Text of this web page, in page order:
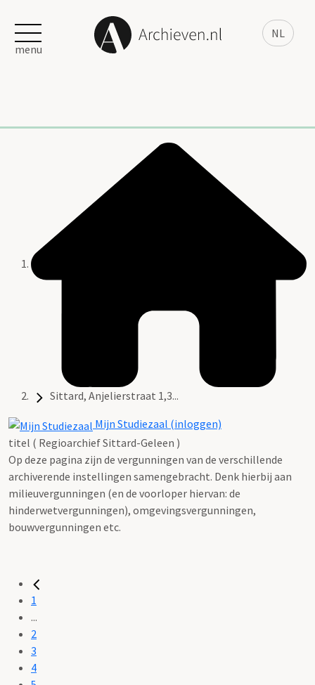
NL
menu
Sittard, Anjelierstraat 1,3...
Mijn Studiezaal (inloggen)
titel ( Regioarchief Sittard-Geleen )
Op deze pagina zijn de vergunningen van de verschillende
archiverende instellingen samengebracht. Denk hierbij aan
milieuvergunningen (en de voorloper hiervan: de
hinderwetvergunningen), omgevingsvergunningen,
bouwvergunningen etc.
1
...
2
3
4